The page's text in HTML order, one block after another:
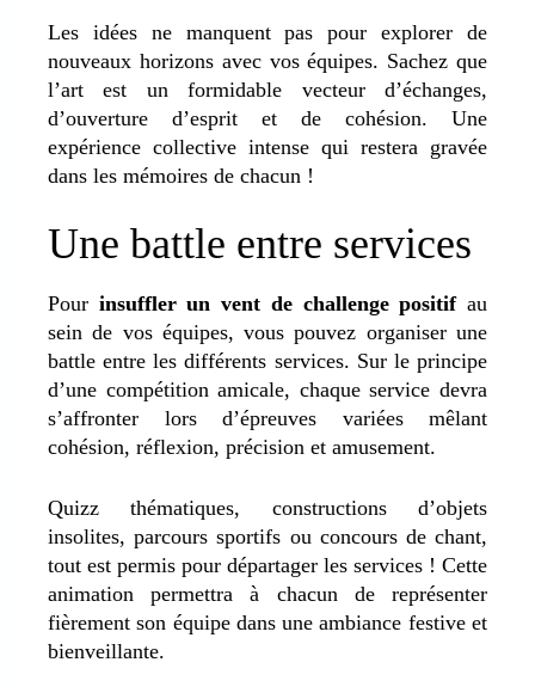
Les idées ne manquent pas pour explorer de
nouveaux horizons avec vos équipes. Sachez que
l’art est un formidable vecteur d’échanges,
d’ouverture d’esprit et de cohésion. Une
expérience collective intense qui restera gravée
dans les mémoires de chacun !
Une battle entre services
Pour insuffler un vent de challenge positifau
sein de vos équipes, vous pouvez organiser une
battle entre les différents services. Sur le principe
d’une compétition amicale, chaque service devra
s’affronter lors d’épreuves variées mêlant
cohésion, réflexion, précision et amusement.
Quizz thématiques, constructions d’objets
insolites, parcours sportifs ou concours de chant,
tout est permis pour départager les services ! Cette
animation permettra à chacun de représenter
fièrement son équipe dans une ambiance festive et
bienveillante.